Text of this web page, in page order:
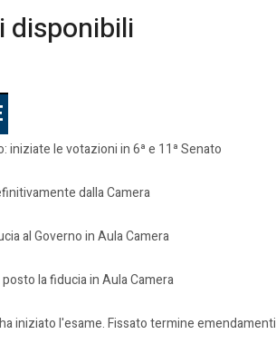
disponibili
iniziate le votazioni in 6ª e 11ª Senato
dalla Camera
al Governo in Aula Camera
la fiducia in Aula Camera
ha iniziato l'esame. Fissato termine emendamenti